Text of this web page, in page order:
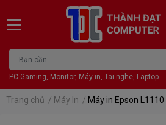
PC Gaming, Monitor, Máy in, Tai nghe, Laptop ...
Trang chủ / Máy In / Máy in Epson L1110